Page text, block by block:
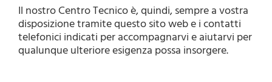
Il nostro Centro Tecnico è, quindi, sempre a vostra
disposizione tramite questo sito web e i contatti
telefonici indicati per accompagnarvi e aiutarvi per
qualunque ulteriore esigenza possa insorgere.